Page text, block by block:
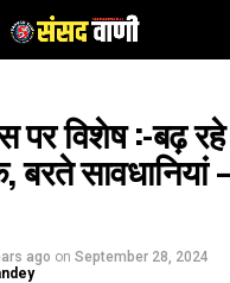
पर विशेष :-बढ़ रहे
सावधानियां
ago on September 28, 2024